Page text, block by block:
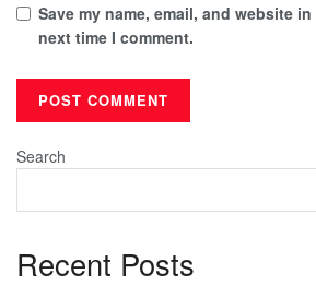
Save my name, email, and website
next time I comment.
Search
Recent Posts